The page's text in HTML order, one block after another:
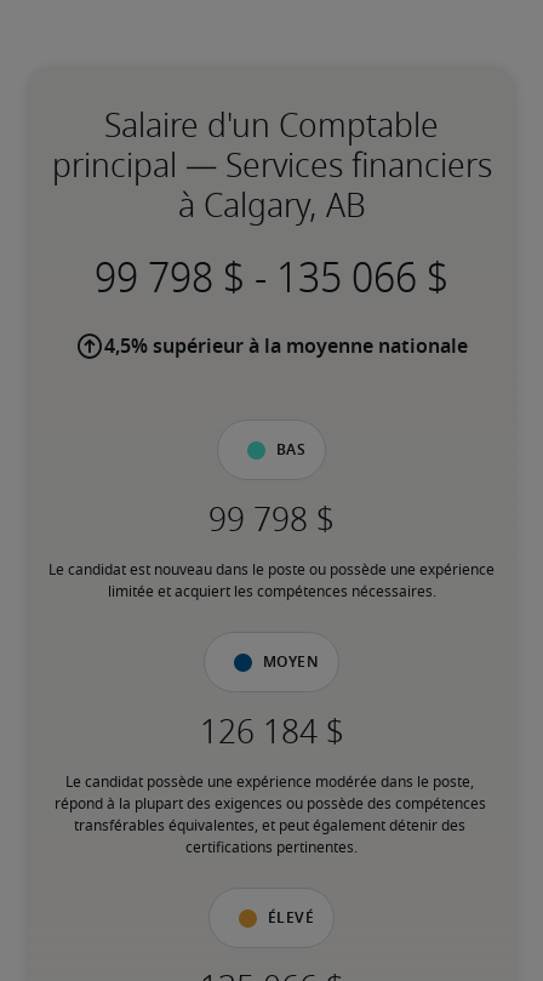
Salaire d'un Comptable
principal — Services financiers
à Calgary, AB
-
4,5% supérieur à la moyenne nationale
Bas
Le candidat est nouveau dans le poste ou possède une expérience
limitée et acquiert les compétences nécessaires.
Moyen
Le candidat possède une expérience modérée dans le poste,
répond à la plupart des exigences ou possède des compétences
transférables équivalentes, et peut également détenir des
certifications pertinentes.
Élevé